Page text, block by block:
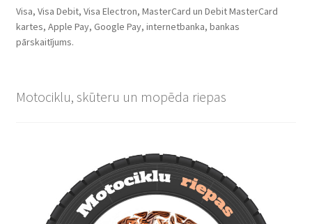
Visa, Visa Debit, Visa Electron, MasterCard un Debit MasterCard
kartes, Apple Pay, Google Pay, internetbanka, bankas
pārskaitījums.
Motociklu, skūteru un mopēda riepas